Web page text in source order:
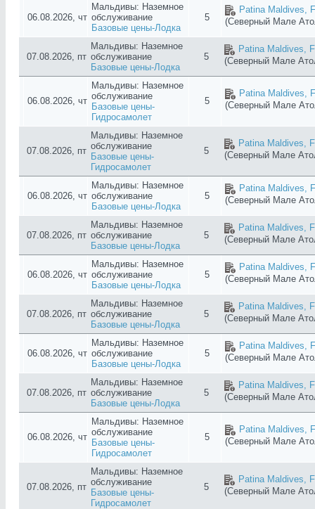
06.08.2026, чт
Мальдивы: Наземное
обслуживание
Базовые цены-Лодка
5
Patina Maldives,
(Северный Мале
07.08.2026, пт
Мальдивы: Наземное
обслуживание
Базовые цены-Лодка
5
Patina Maldives,
(Северный Мале
06.08.2026, чт
Мальдивы: Наземное
обслуживание
Базовые цены-
Гидросамолет
5
Patina Maldives,
(Северный Мале
07.08.2026, пт
Мальдивы: Наземное
обслуживание
Базовые цены-
Гидросамолет
5
Patina Maldives,
(Северный Мале
06.08.2026, чт
Мальдивы: Наземное
обслуживание
Базовые цены-Лодка
5
Patina Maldives,
(Северный Мале
07.08.2026, пт
Мальдивы: Наземное
обслуживание
Базовые цены-Лодка
5
Patina Maldives,
(Северный Мале
06.08.2026, чт
Мальдивы: Наземное
обслуживание
Базовые цены-Лодка
5
Patina Maldives,
(Северный Мале
07.08.2026, пт
Мальдивы: Наземное
обслуживание
Базовые цены-Лодка
5
Patina Maldives,
(Северный Мале
06.08.2026, чт
Мальдивы: Наземное
обслуживание
Базовые цены-Лодка
5
Patina Maldives,
(Северный Мале
07.08.2026, пт
Мальдивы: Наземное
обслуживание
Базовые цены-Лодка
5
Patina Maldives,
(Северный Мале
06.08.2026, чт
Мальдивы: Наземное
обслуживание
Базовые цены-
Гидросамолет
5
Patina Maldives,
(Северный Мале
07.08.2026, пт
Мальдивы: Наземное
обслуживание
Базовые цены-
Гидросамолет
5
Patina Maldives,
(Северный Мале